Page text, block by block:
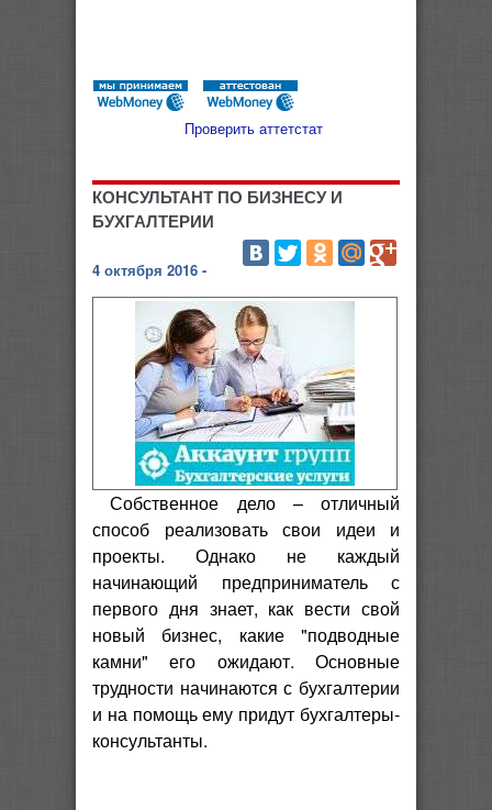
Проверить аттетстат
КОНСУЛЬТАНТ ПО БИЗНЕСУ И
БУХГАЛТЕРИИ
4 октября 2016 -
Собственное дело – отличный
способ реализовать свои идеи и
проекты. Однако не каждый
начинающий предприниматель с
первого дня знает, как вести свой
новый бизнес, какие "подводные
камни" его ожидают. Основные
трудности начинаются с бухгалтерии
и на помощь ему придут бухгалтеры-
консультанты.